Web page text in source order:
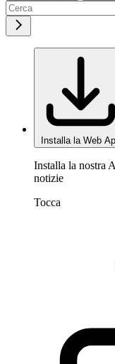
Installa la Web
Installa la nostra
notizie
Tocca